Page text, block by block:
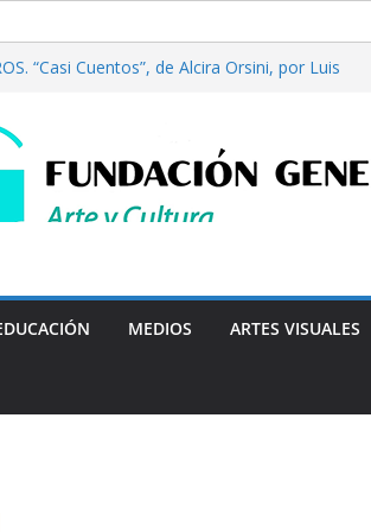
“Casi Cuentos”, de Alcira Orsini, por Luis
en Radio: Emisión N° 972, Lunes 03 de
Emisión N°175, Sábado 01 de Agosto de
MEDIOS ARTES VISUALES